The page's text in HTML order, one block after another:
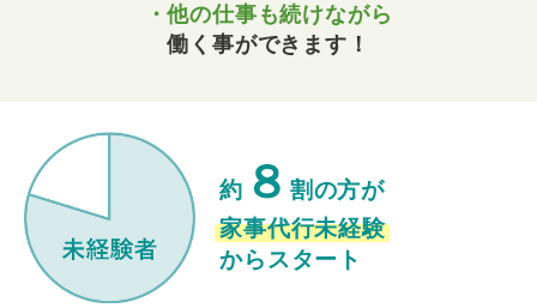
・他の仕事も続けながら
働く事ができます！
約 ８ 割の方が
家事代行未経験
からスタート